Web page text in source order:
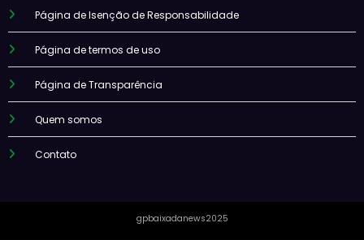
Página de Isenção de Responsabilidade
Página de termos de uso
Página de Transparência
Quem somos
Contato
gpbaixadanews2025